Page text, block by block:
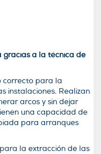
gracias a la técnica de
correcto para la
instalaciones. Realizan
arcos y sin dejar
una capacidad de
para arranques
la extracción de las